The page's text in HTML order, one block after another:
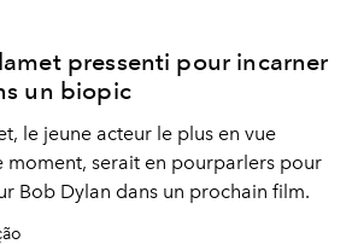
pressenti pour incarner
un biopic
le jeune acteur le plus en vue
moment, serait en pourparlers pour
Bob Dylan dans un prochain film.